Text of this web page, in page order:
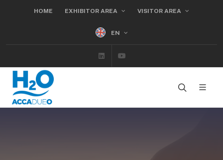
HOME EXHIBITOR AREA VISITOR AREA
EN
Linkedin